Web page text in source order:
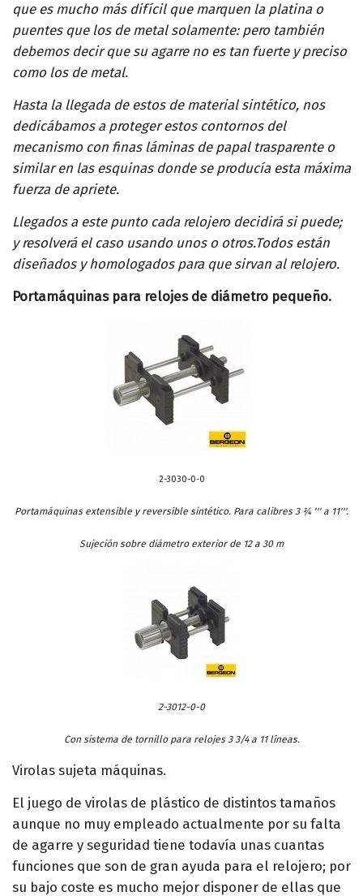
que es mucho más difícil que marquen la platina o
puentes que los de metal solamente: pero también
debemos decir que su agarre no es tan fuerte y preciso
como los de metal.
Hasta la llegada de estos de material sintético, nos
dedicábamos a proteger estos contornos del
mecanismo con finas láminas de papal trasparente o
similar en las esquinas donde se producía esta máxima
fuerza de apriete.
Llegados a este punto cada relojero decidirá si puede;
y resolverá el caso usando unos o otros.Todos están
diseñados y homologados para que sirvan al relojero.
Portamáquinas para relojes de diámetro pequeño.
2-3030-0-0
Portamáquinas extensible y reversible sintético. Para calibres 3 ¾ ''' a 11'''.
Sujeción sobre diámetro exterior de 12 a 30 m
2-3012-0-0
Con sistema de tornillo para relojes 3 3/4 a 11 líneas.
Virolas sujeta máquinas.
El juego de virolas de plástico de distintos tamaños
aunque no muy empleado actualmente por su falta
de agarre y seguridad tiene todavía unas cuantas
funciones que son de gran ayuda para el relojero; por
su bajo coste es mucho mejor disponer de ellas que